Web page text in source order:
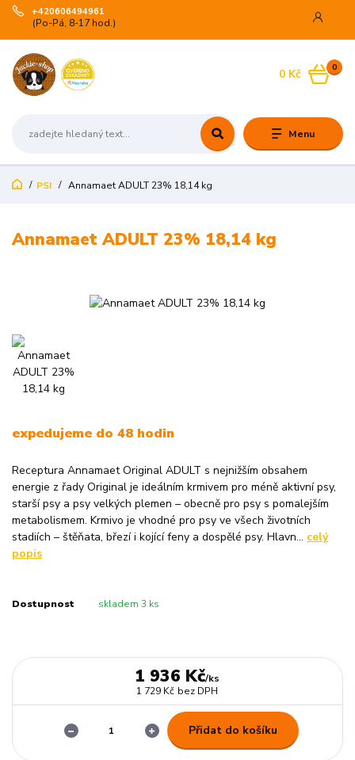
Menu
+420606494961
(Po-Pá, 8-17 hod.)
0
0 Kč
PSI Annamaet ADULT 23% 18,14 kg
Annamaet ADULT 23% 18,14 kg
expedujeme do 48 hodin
Receptura Annamaet Original ADULT s nejnižším obsahem
energie z řady Original je ideálním krmivem pro méně aktivní psy,
starší psy a psy velkých plemen – obecně pro psy s pomalejším
metabolismem. Krmivo je vhodné pro psy ve všech životních
stadiích – štěňata, březí i kojící feny a dospělé psy. Hlavn... celý
popis
Dostupnost skladem 3 ks
1 936 Kč/ks
1 729 Kč bez DPH
Přidat do košíku